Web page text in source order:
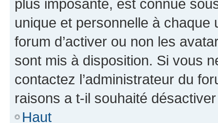
plus imposante, est connue
unique et personnelle à chaque
forum d’activer ou non les
sont mis à disposition. Si vous
contactez l’administrateur du
raisons a t-il souhaité
Haut